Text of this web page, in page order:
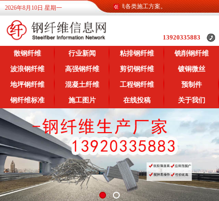
2026年8月10日 星期一
信息网为广大客户提供各类钢纤维信息，提供各类施工方案。
13920335883
散钢纤维 行业新闻 粘排钢纤维 铣削钢纤维
波浪钢纤维 高强钢纤维 剪切钢纤维 镀铜微丝
地坪钢纤维 混凝土纤维 工程钢纤维 预制件
钢纤维标准 施工图片 在线投稿 关于我们